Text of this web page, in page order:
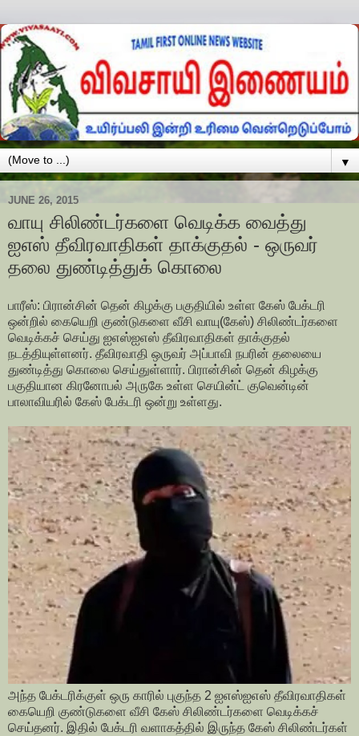
▼
JUNE 26, 2015
வாயு சிலிண்டர்களை வெடிக்க வைத்து
ஐஎஸ் தீவிரவாதிகள் தாக்குதல் - ஒருவர்
தலை துண்டித்துக் கொலை
பாரீஸ்: பிரான்சின் தென் கிழக்கு பகுதியில் உள்ள கேஸ் பேக்டரி
ஒன்றில் கையெறி குண்டுகளை வீசி வாயு(கேஸ்) சிலிண்டர்களை
வெடிக்கச் செய்து ஐஎஸ்ஐஎஸ் தீவிரவாதிகள் தாக்குதல்
நடத்தியுள்ளனர். தீவிரவாதி ஒருவர் அப்பாவி நபரின் தலையை
துண்டித்து கொலை செய்துள்ளார். பிரான்சின் தென் கிழக்கு
பகுதியான கிரனோபல் அருகே உள்ள செயின்ட் குவென்டின்
பாலாவியரில் கேஸ் பேக்டரி ஒன்று உள்ளது.
அந்த பேக்டரிக்குள் ஒரு காரில் புகுந்த 2 ஐஎஸ்ஐஎஸ் தீவிரவாதிகள்
கையெறி குண்டுகளை வீசி கேஸ் சிலிண்டர்களை வெடிக்கச்
செய்தனர். இதில் பேக்டரி வளாகத்தில் இருந்த கேஸ் சிலிண்டர்கள்